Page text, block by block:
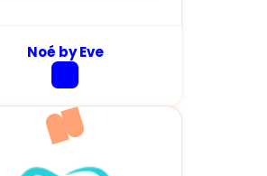
Noé by Eve